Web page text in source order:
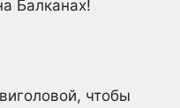
Балканах!
чтобы